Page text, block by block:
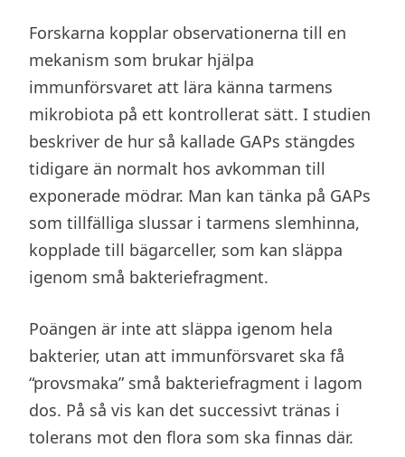
Forskarna kopplar observationerna till en
mekanism som brukar hjälpa
immunförsvaret att lära känna tarmens
mikrobiota på ett kontrollerat sätt. I studien
beskriver de hur så kallade GAPs stängdes
tidigare än normalt hos avkomman till
exponerade mödrar. Man kan tänka på GAPs
som tillfälliga slussar i tarmens slemhinna,
kopplade till bägarceller, som kan släppa
igenom små bakteriefragment.
Poängen är inte att släppa igenom hela
bakterier, utan att immunförsvaret ska få
“provsmaka” små bakteriefragment i lagom
dos. På så vis kan det successivt tränas i
tolerans mot den flora som ska finnas där.